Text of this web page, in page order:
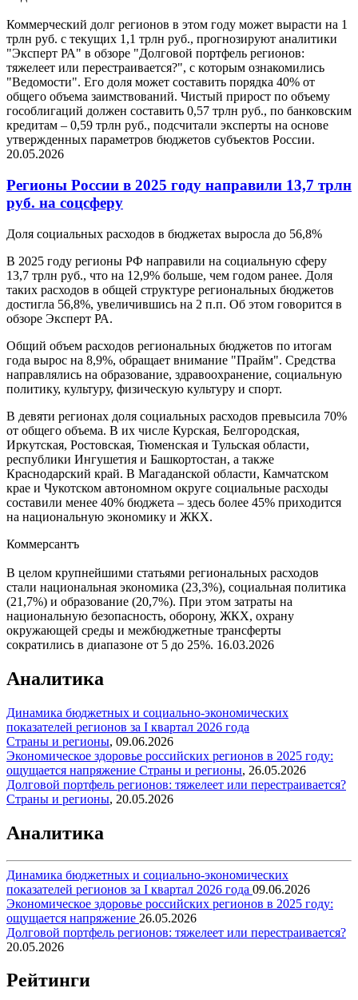
Коммерческий долг регионов в этом году может вырасти на 1
трлн руб. с текущих 1,1 трлн руб., прогнозируют аналитики
"Эксперт РА" в обзоре "Долговой портфель регионов:
тяжелеет или перестраивается?", с которым ознакомились
"Ведомости". Его доля может составить порядка 40% от
общего объема заимствований. Чистый прирост по объему
гособлигаций должен составить 0,57 трлн руб., по банковским
кредитам – 0,59 трлн руб., подсчитали эксперты на основе
утвержденных параметров бюджетов субъектов России.
20.05.2026
Регионы России в 2025 году направили 13,7 трлн
руб. на соцсферу
Доля социальных расходов в бюджетах выросла до 56,8%
В 2025 году регионы РФ направили на социальную сферу
13,7 трлн руб., что на 12,9% больше, чем годом ранее. Доля
таких расходов в общей структуре региональных бюджетов
достигла 56,8%, увеличившись на 2 п.п. Об этом говорится в
обзоре Эксперт РА.
Общий объем расходов региональных бюджетов по итогам
года вырос на 8,9%, обращает внимание "Прайм". Средства
направлялись на образование, здравоохранение, социальную
политику, культуру, физическую культуру и спорт.
В девяти регионах доля социальных расходов превысила 70%
от общего объема. В их числе Курская, Белгородская,
Иркутская, Ростовская, Тюменская и Тульская области,
республики Ингушетия и Башкортостан, а также
Краснодарский край. В Магаданской области, Камчатском
крае и Чукотском автономном округе социальные расходы
составили менее 40% бюджета – здесь более 45% приходится
на национальную экономику и ЖКХ.
Коммерсантъ
В целом крупнейшими статьями региональных расходов
стали национальная экономика (23,3%), социальная политика
(21,7%) и образование (20,7%). При этом затраты на
национальную безопасность, оборону, ЖКХ, охрану
окружающей среды и межбюджетные трансферты
сократились в диапазоне от 5 до 25%. 16.03.2026
Аналитика
Динамика бюджетных и социально-экономических
показателей регионов за I квартал 2026 года
Страны и регионы, 09.06.2026
Экономическое здоровье российских регионов в 2025 году:
ощущается напряжение Страны и регионы, 26.05.2026
Долговой портфель регионов: тяжелеет или перестраивается?
Страны и регионы, 20.05.2026
Аналитика
Динамика бюджетных и социально-экономических
показателей регионов за I квартал 2026 года 09.06.2026
Экономическое здоровье российских регионов в 2025 году:
ощущается напряжение 26.05.2026
Долговой портфель регионов: тяжелеет или перестраивается?
20.05.2026
Рейтинги